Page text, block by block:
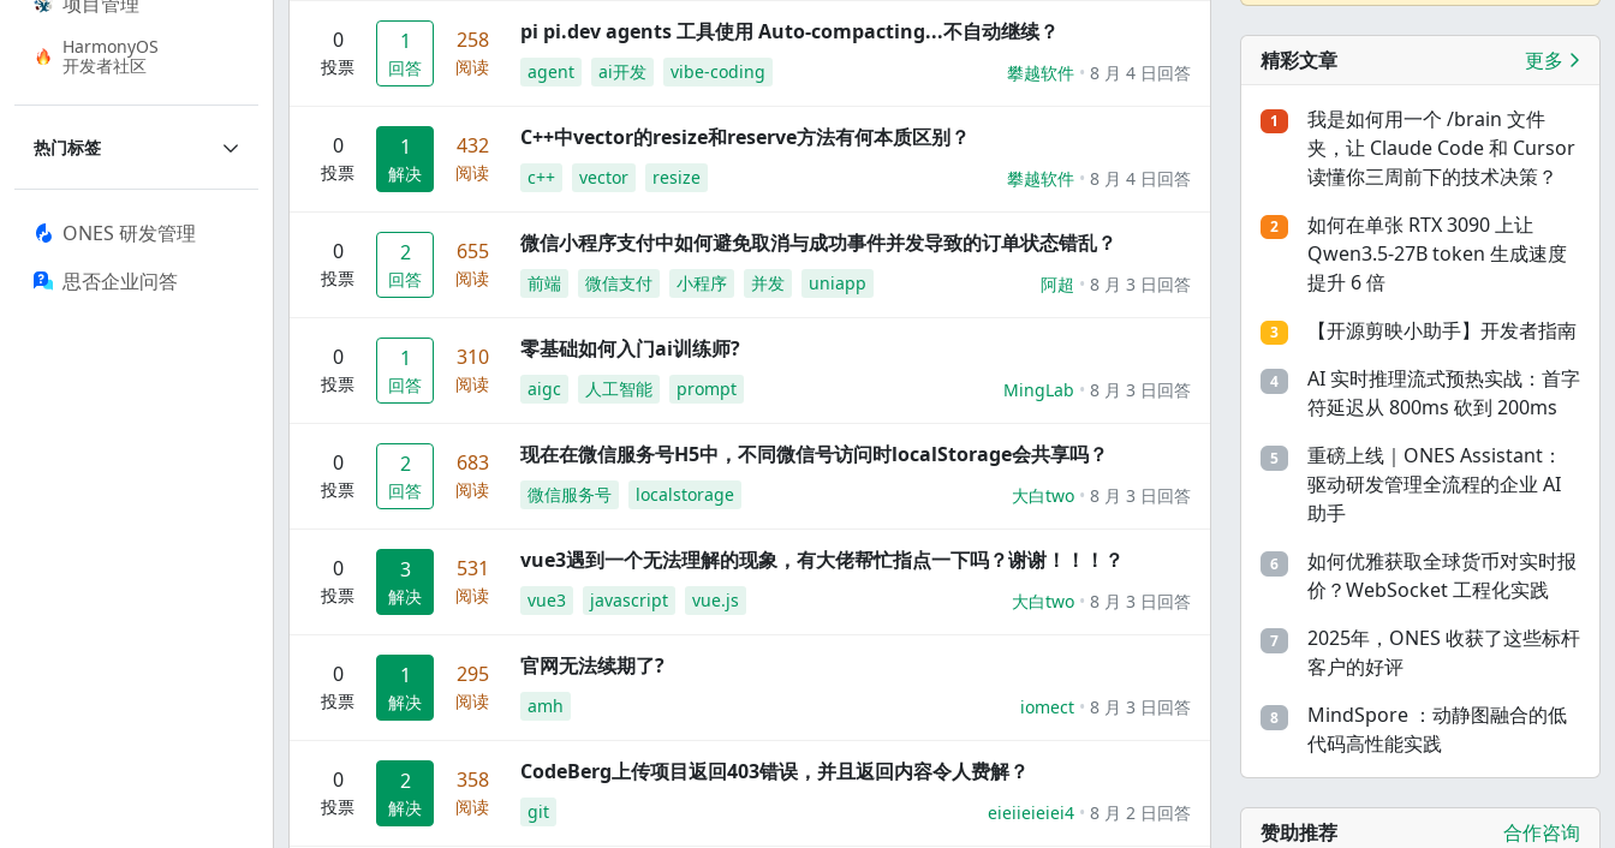
HarmonyOS
开发者社区
热门标签
ONES 研发管理
思否企业问答
0
投票
1
回答
258
阅读
pi pi.dev agents 工具使用 Auto-compacting...不自动继续？
agent ai开发 vibe-coding 攀越软件 8 月 4 日回答
0
投票
1
解决
432
阅读
C++中vector的resize和reserve方法有何本质区别？
c++ vector resize 攀越软件 8 月 4 日回答
0
投票
2
回答
655
阅读
微信小程序支付中如何避免取消与成功事件并发导致的订单状态错乱？
前端 微信支付 小程序 并发 uniapp 阿超 8 月 3 日回答
0
投票
1
回答
310
阅读
零基础如何入门ai训练师?
aigc 人工智能 prompt MingLab 8 月 3 日回答
0
投票
2
回答
683
阅读
现在在微信服务号H5中，不同微信号访问时localStorage会共享吗？
微信服务号 localstorage 大白two 8 月 3 日回答
0
投票
3
解决
531
阅读
vue3遇到一个无法理解的现象，有大佬帮忙指点一下吗？谢谢！！！？
vue3 javascript vue.js 大白two 8 月 3 日回答
0
投票
1
解决
295
阅读
官网无法续期了?
amh iomect 8 月 3 日回答
0
投票
2
解决
358
阅读
CodeBerg上传项目返回403错误，并且返回内容令人费解？
git eieiieieiei4 8 月 2 日回答
精彩文章 更多
1
我是如何用一个 /brain 文件
夹，让 Claude Code 和 Cursor
读懂你三周前下的技术决策？
2
如何在单张 RTX 3090 上让
Qwen3.5-27B token 生成速度
提升 6 倍
3 【开源剪映小助手】开发者指南
4
AI 实时推理流式预热实战：首字
符延迟从 800ms 砍到 200ms
5
重磅上线｜ONES Assistant：
驱动研发管理全流程的企业 AI
助手
6
如何优雅获取全球货币对实时报
价？WebSocket 工程化实践
7
2025年，ONES 收获了这些标杆
客户的好评
8
MindSpore ：动静图融合的低
代码高性能实践
赞助推荐 合作咨询